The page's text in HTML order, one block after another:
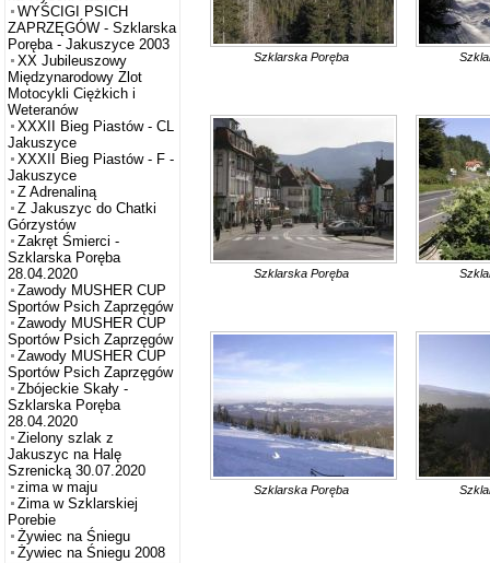
WYŚCIGI PSICH
ZAPRZĘGÓW - Szklarska
Poręba - Jakuszyce 2003
XX Jubileuszowy
Międzynarodowy Zlot
Motocykli Ciężkich i
Weteranów
XXXII Bieg Piastów - CL
Jakuszyce
XXXII Bieg Piastów - F -
Jakuszyce
Z Adrenaliną
Z Jakuszyc do Chatki
Górzystów
Zakręt Śmierci -
Szklarska Poręba
28.04.2020
Zawody MUSHER CUP
Sportów Psich Zaprzęgów
Zawody MUSHER CUP
Sportów Psich Zaprzęgów
Zawody MUSHER CUP
Sportów Psich Zaprzęgów
Zbójeckie Skały -
Szklarska Poręba
28.04.2020
Zielony szlak z
Jakuszyc na Halę
Szrenicką 30.07.2020
zima w maju
Zima w Szklarskiej
Porebie
Żywiec na Śniegu
Żywiec na Śniegu 2008
Szklarska Poręba
Szklarska Poręba
Szklarska Poręba